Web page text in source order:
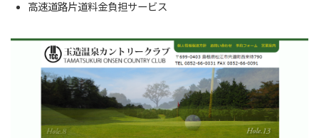
高速道路片道料金負担サービス